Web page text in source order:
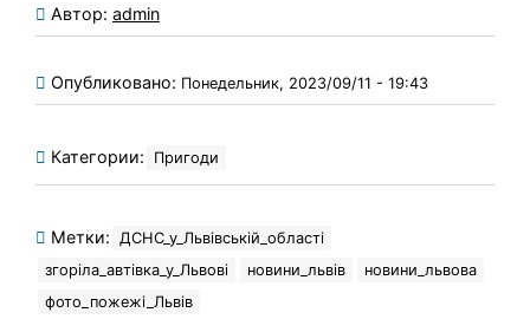
Автор: admin
Опубликовано: Понедельник, 2023/09/11 - 19:43
Категории: Пригоди
Метки: ДСНС_у_Львівській_області
згоріла_автівка_у_Львові
новини_львів
новини_львова
фото_пожежі_Львів